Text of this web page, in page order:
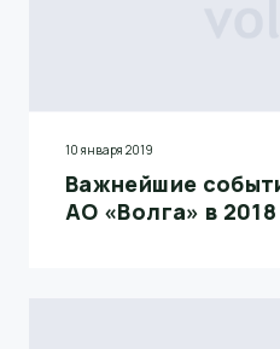
10 января 2019
Важнейшие
АО «Волга» в